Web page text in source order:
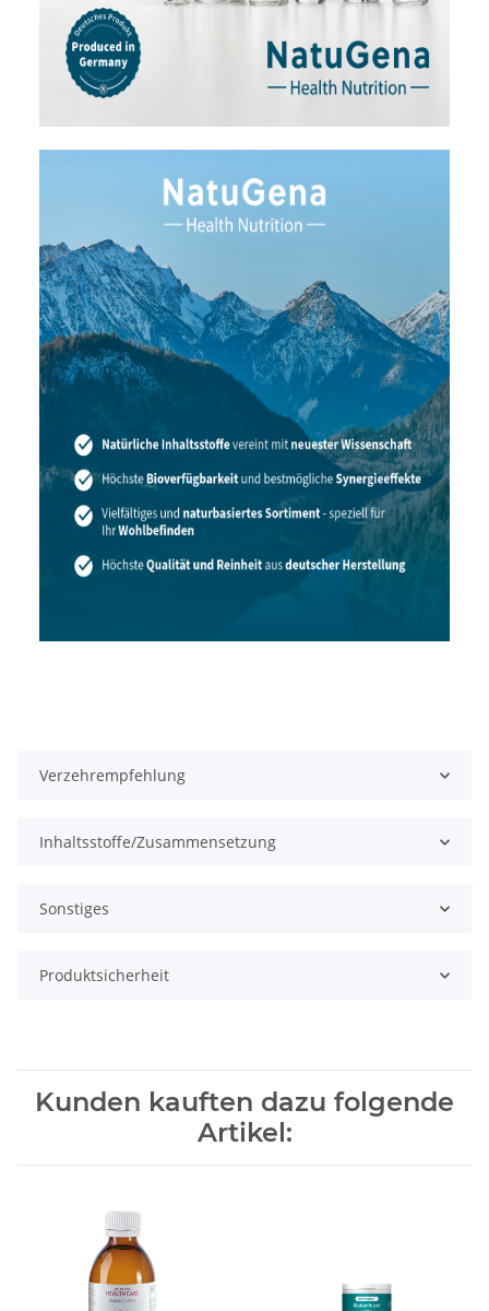
Verzehrempfehlung
Inhaltsstoffe/Zusammensetzung
Sonstiges
Produktsicherheit
Kunden kauften dazu folgende
Artikel: